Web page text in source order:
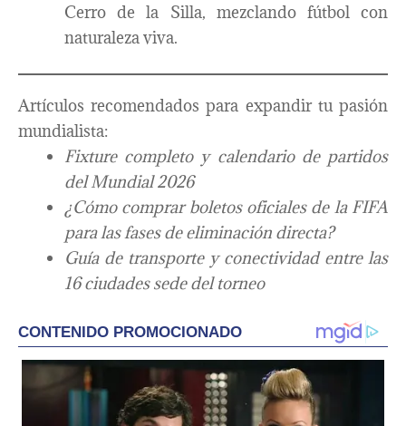
Cerro de la Silla, mezclando fútbol con
naturaleza viva.
Artículos recomendados para expandir tu pasión
mundialista:
Fixture completo y calendario de partidos
del Mundial 2026
¿Cómo comprar boletos oficiales de la FIFA
para las fases de eliminación directa?
Guía de transporte y conectividad entre las
16 ciudades sede del torneo